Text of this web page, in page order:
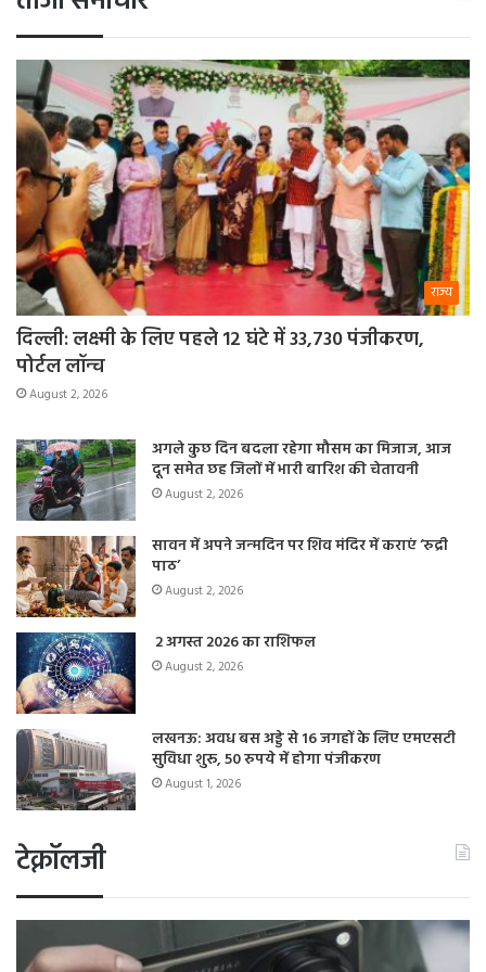
नाम तय हो रहा है। चुनाव की घोषणा से कई हफ्ते पहले ही टिकटों की
घोषणा शुरू हो गई। बताया जा रहा है कि मोदी और शाह ने यह सोच
कर टिकट बांटी है कि जब चुनाव उनको ही लडऩा है तो फिर किसी को
भी उम्मीदवार बनाए क्या फर्क पड़ता है। अगर ऐसा है तो यह बड़ा
रणनीतिक बदलाव है और अगर यह सफल हुआ तो अगले साल के
लोकसभा चुनाव में भी यह प्रयोग देखने को मिल सकता है।
राज्य
दिल्ली: लक्ष्मी के लिए पहले 12 घंटे में 33,730 पंजीकरण,
पोर्टल लॉन्च
August 2, 2026
अगले कुछ दिन बदला रहेगा मौसम का मिजाज, आज
दून समेत छह जिलों में भारी बारिश की चेतावनी
August 2, 2026
सावन में अपने जन्‍मदिन पर शिव मंदिर में कराएं ‘रुद्री
पाठ’
August 2, 2026
2 अगस्त 2026 का राशिफल
August 2, 2026
लखनऊ: अवध बस अड्डे से 16 जगहों के लिए एमएसटी
सुविधा शुरू, 50 रुपये में होगा पंजीकरण
August 1, 2026
टेक्नॉलजी